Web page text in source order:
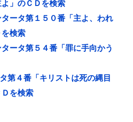
」のＣＤを検索
ータ第１５０番「主よ、われ
検索
ータ第５４番「罪に手向かう
第４番「キリストは死の縄目
を検索